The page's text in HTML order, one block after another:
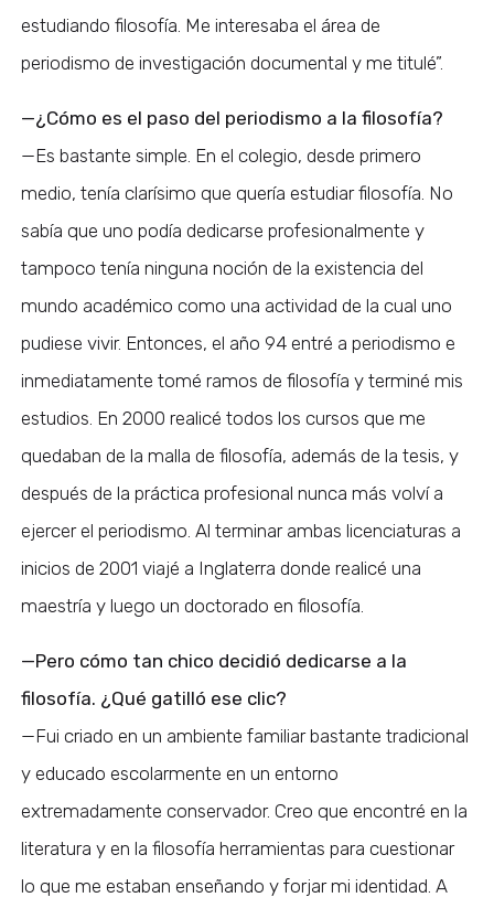
estudiando filosofía. Me interesaba el área de
periodismo de investigación documental y me titulé”.
—¿Cómo es el paso del periodismo a la filosofía?
—Es bastante simple. En el colegio, desde primero
medio, tenía clarísimo que quería estudiar filosofía. No
sabía que uno podía dedicarse profesionalmente y
tampoco tenía ninguna noción de la existencia del
mundo académico como una actividad de la cual uno
pudiese vivir. Entonces, el año 94 entré a periodismo e
inmediatamente tomé ramos de filosofía y terminé mis
estudios. En 2000 realicé todos los cursos que me
quedaban de la malla de filosofía, además de la tesis, y
después de la práctica profesional nunca más volví a
ejercer el periodismo. Al terminar ambas licenciaturas a
inicios de 2001 viajé a Inglaterra donde realicé una
maestría y luego un doctorado en filosofía.
—Pero cómo tan chico decidió dedicarse a la
filosofía. ¿Qué gatilló ese clic?
—Fui criado en un ambiente familiar bastante tradicional
y educado escolarmente en un entorno
extremadamente conservador. Creo que encontré en la
literatura y en la filosofía herramientas para cuestionar
lo que me estaban enseñando y forjar mi identidad. A